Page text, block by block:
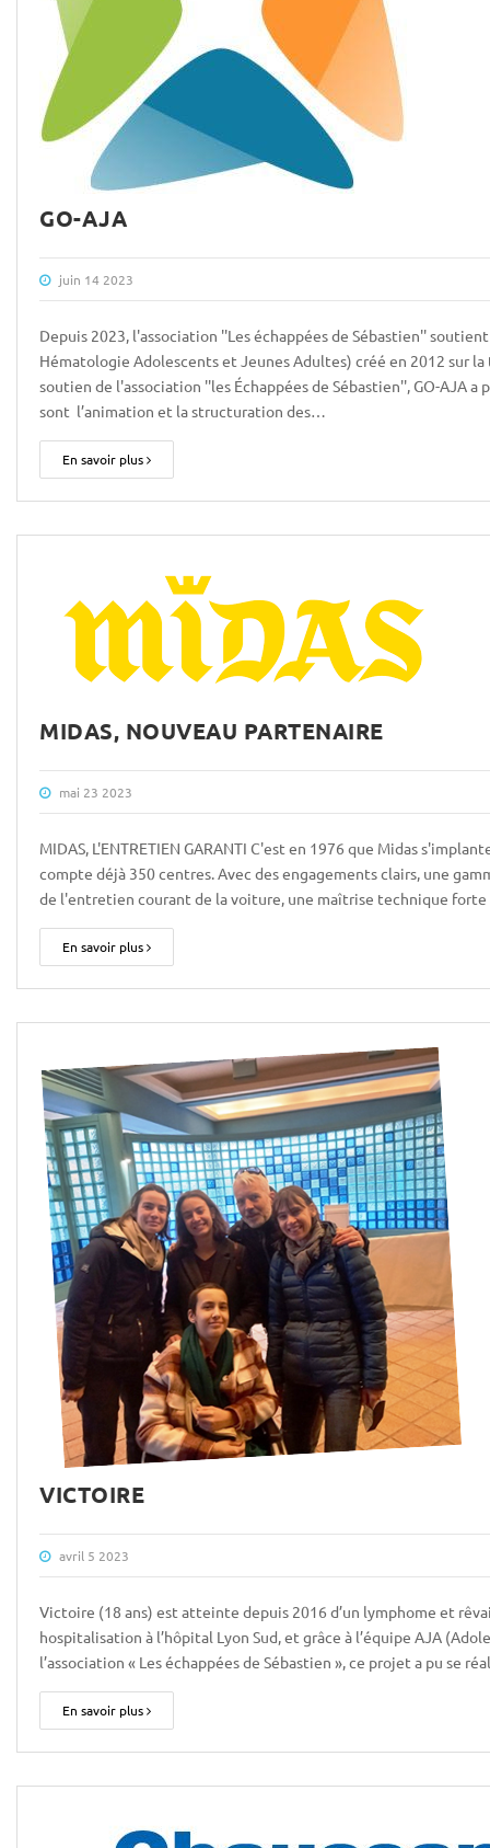
GO-AJA
juin 14 2023
Depuis 2023, l'association ''Les échappées de Sébastien''
Hématologie Adolescents et Jeunes Adultes) créé en 2012 sur
soutien de l'association ''les Échappées de Sébastien'', GO-AJA
sont l’animation et la structuration des…
En savoir plus
MIDAS, NOUVEAU PARTENAIRE
mai 23 2023
MIDAS, L'ENTRETIEN GARANTI C'est en 1976 que Midas
compte déjà 350 centres. Avec des engagements clairs, une
de l'entretien courant de la voiture, une maîtrise technique
En savoir plus
VICTOIRE
avril 5 2023
Victoire (18 ans) est atteinte depuis 2016 d’un lymphome et
hospitalisation à l’hôpital Lyon Sud, et grâce à l’équipe AJA
l’association « Les échappées de Sébastien », ce projet a pu se
En savoir plus